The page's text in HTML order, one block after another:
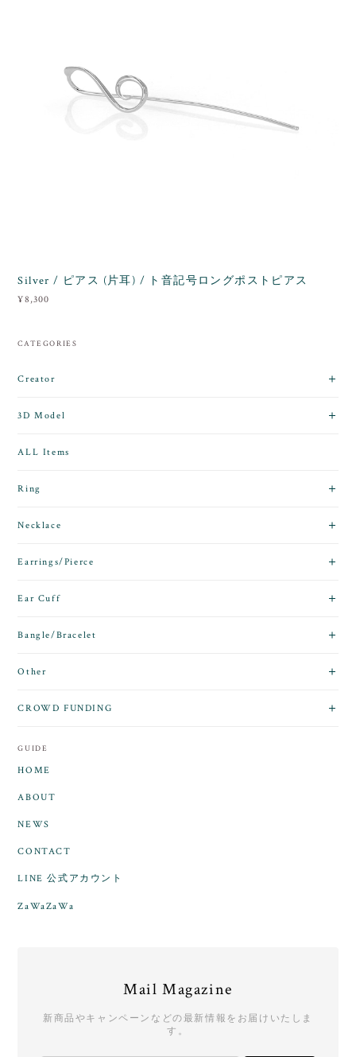
Silver / ピアス (片耳) / ト音記号ロングポストピアス
¥8,300
CATEGORIES
Creator
3D Model
ALL Items
Ring
Necklace
Earrings/Pierce
Ear Cuff
Bangle/Bracelet
Other
CROWD FUNDING
GUIDE
HOME
ABOUT
NEWS
CONTACT
LINE 公式アカウント
ZaWaZaWa
Mail Magazine
新商品やキャンペーンなどの最新情報をお届けいたしま
す。